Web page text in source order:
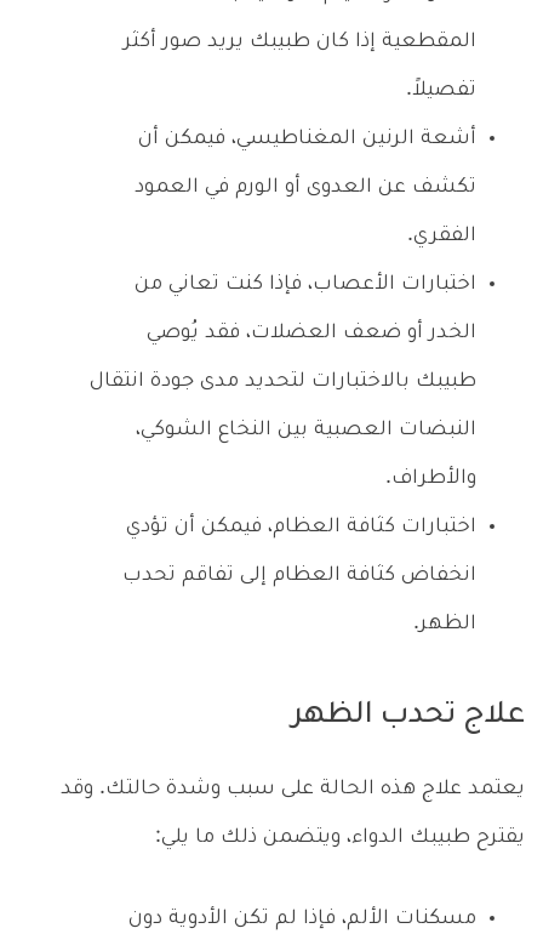
المقطعية إذا كان طبيبك يريد صور أكثر
تفصيلاً.
أشعة الرنين المغناطيسي، فيمكن أن
تكشف عن العدوى أو الورم في العمود
الفقري.
اختبارات الأعصاب، فإذا كنت تعاني من
الخدر أو ضعف العضلات، فقد يُوصي
طبيبك بالاختبارات لتحديد مدى جودة انتقال
النبضات العصبية بين النخاع الشوكي،
والأطراف.
اختبارات كثافة العظام، فيمكن أن تؤدي
انخفاض كثافة العظام إلى تفاقم تحدب
الظهر.
علاج تحدب الظهر
يعتمد علاج هذه الحالة على سبب وشدة حالتك. وقد
يقترح طبيبك الدواء، ويتضمن ذلك ما يلي:
مسكنات الألم، فإذا لم تكن الأدوية دون